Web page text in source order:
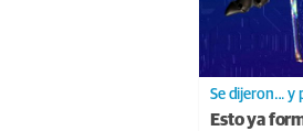
Se dijeron… y
Esto ya